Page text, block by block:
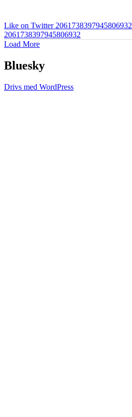
Like on Twitter 2061738397945806932
2061738397945806932
Load More
Bluesky
Drivs med WordPress